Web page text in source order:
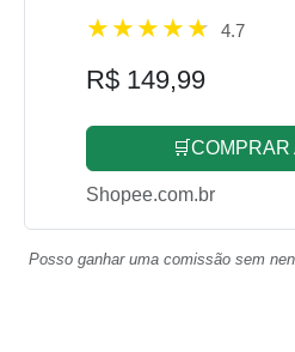
4.7
R$ 149,99
🛒COMPRAR
Shopee.com.br
Posso ganhar uma comissão sem